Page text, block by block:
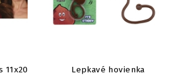
11x20
Lepkavé hovienka